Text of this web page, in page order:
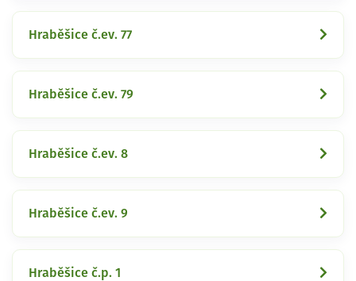
Hraběšice č.ev. 77
Hraběšice č.ev. 79
Hraběšice č.ev. 8
Hraběšice č.ev. 9
Hraběšice č.p. 1